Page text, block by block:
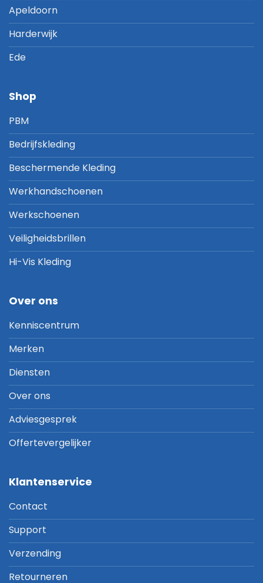
Apeldoorn
Harderwijk
Ede
Shop
PBM
Bedrijfskleding
Beschermende Kleding
Werkhandschoenen
Werkschoenen
Veiligheidsbrillen
Hi-Vis Kleding
Over ons
Kenniscentrum
Merken
Diensten
Over ons
Adviesgesprek
Offertevergelijker
Klantenservice
Contact
Support
Verzending
Retourneren